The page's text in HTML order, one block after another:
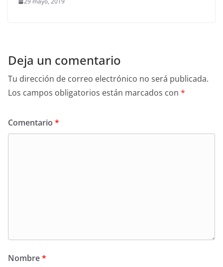
Deja un comentario
Tu dirección de correo electrónico no será publicada.
Los campos obligatorios están marcados con *
Comentario *
Nombre*